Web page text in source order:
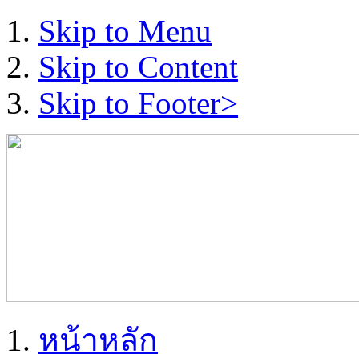
Skip to Menu
Skip to Content
Skip to Footer>
หน้าหลัก